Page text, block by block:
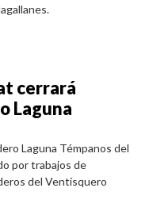
cerrará
Laguna
Laguna Témpanos del
por trabajos de
del Ventisquero